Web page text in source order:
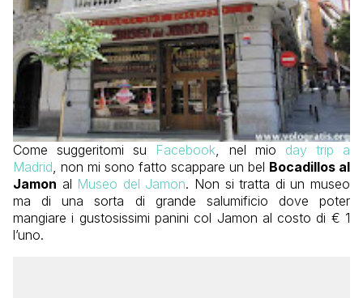
Come suggeritomi su Facebook, nel mio day trip a
Madrid, non mi sono fatto scappare un bel Bocadillos al
Jamon al Museo del Jamon. Non si tratta di un museo
ma di una sorta di grande salumificio dove poter
mangiare i gustosissimi panini col Jamon al costo di € 1
l’uno.